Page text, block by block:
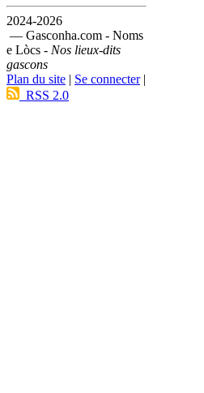
2024-2026
— Gasconha.com - Noms
e Lòcs - Nos lieux-dits
gascons
Plan du site | Se connecter|
RSS 2.0